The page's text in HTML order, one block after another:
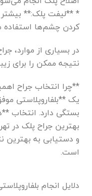
* **لیفت پلک:** بیشتر
کردن چشم‌ها
در بسیاری از موارد،
نتیجه ممکن را برای
**چرا انتخاب جراح
یک **بلفاروپلاستی
بستگی دارد. انتخاب
بهترین جراح پلک در
و دستیابی به
است.
دلایل انجام